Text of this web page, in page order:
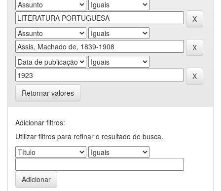
Retornar valores
Adicionar filtros:
Utilizar filtros para refinar o resultado de busca.